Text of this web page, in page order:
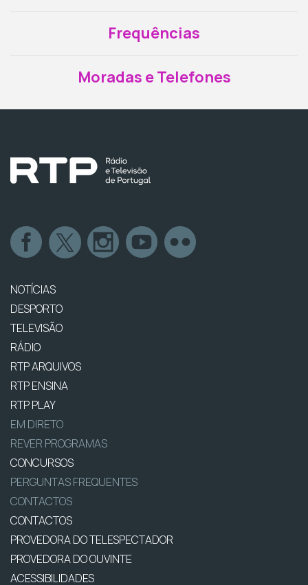
Frequências
Moradas e Telefones
NOTÍCIAS
DESPORTO
TELEVISÃO
RÁDIO
RTP ARQUIVOS
RTP ENSINA
RTP PLAY
EM DIRETO
REVER PROGRAMAS
CONCURSOS
PERGUNTAS FREQUENTES
CONTACTOS
CONTACTOS
PROVEDORA DO TELESPECTADOR
PROVEDORA DO OUVINTE
ACESSIBILIDADES